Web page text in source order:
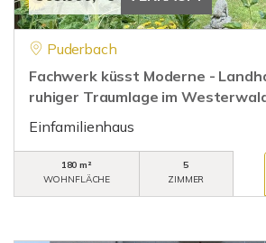
Puderbach
Fachwerk küsst Moderne -
ruhiger Traumlage im
Einfamilienhaus
180 m²
WOHNFLÄCHE
5
ZIMMER